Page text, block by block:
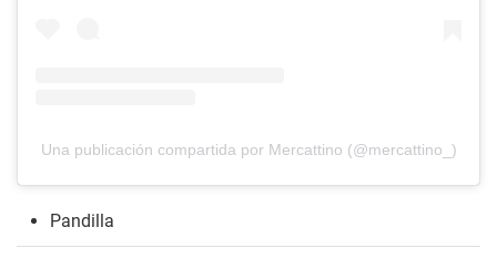
Una publicación compartida por Mercattino (@mercattino_)
Pandilla